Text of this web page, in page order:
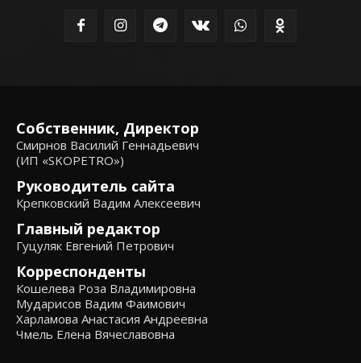
Собственник, Директор
Смирнов Василий Геннадьевич
(ИП «SKOPETRO»)
Руководитель сайта
Крепковский Вадим Алексеевич
Главный редактор
Гуцуляк Евгений Петрович
Корреспонденты
Кошелева Роза Владимировна
Мударисов Вадим Фаимович
Харламова Анастасия Андреевна
Чмель Елена Вячеславовна